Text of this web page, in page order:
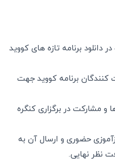
دانلود برنامه تازه های کووید
کنندگان برنامه کووید جهت
و مشارکت در برگزاری کنگره
حضوری و ارسال آن به
نظر نهایی.